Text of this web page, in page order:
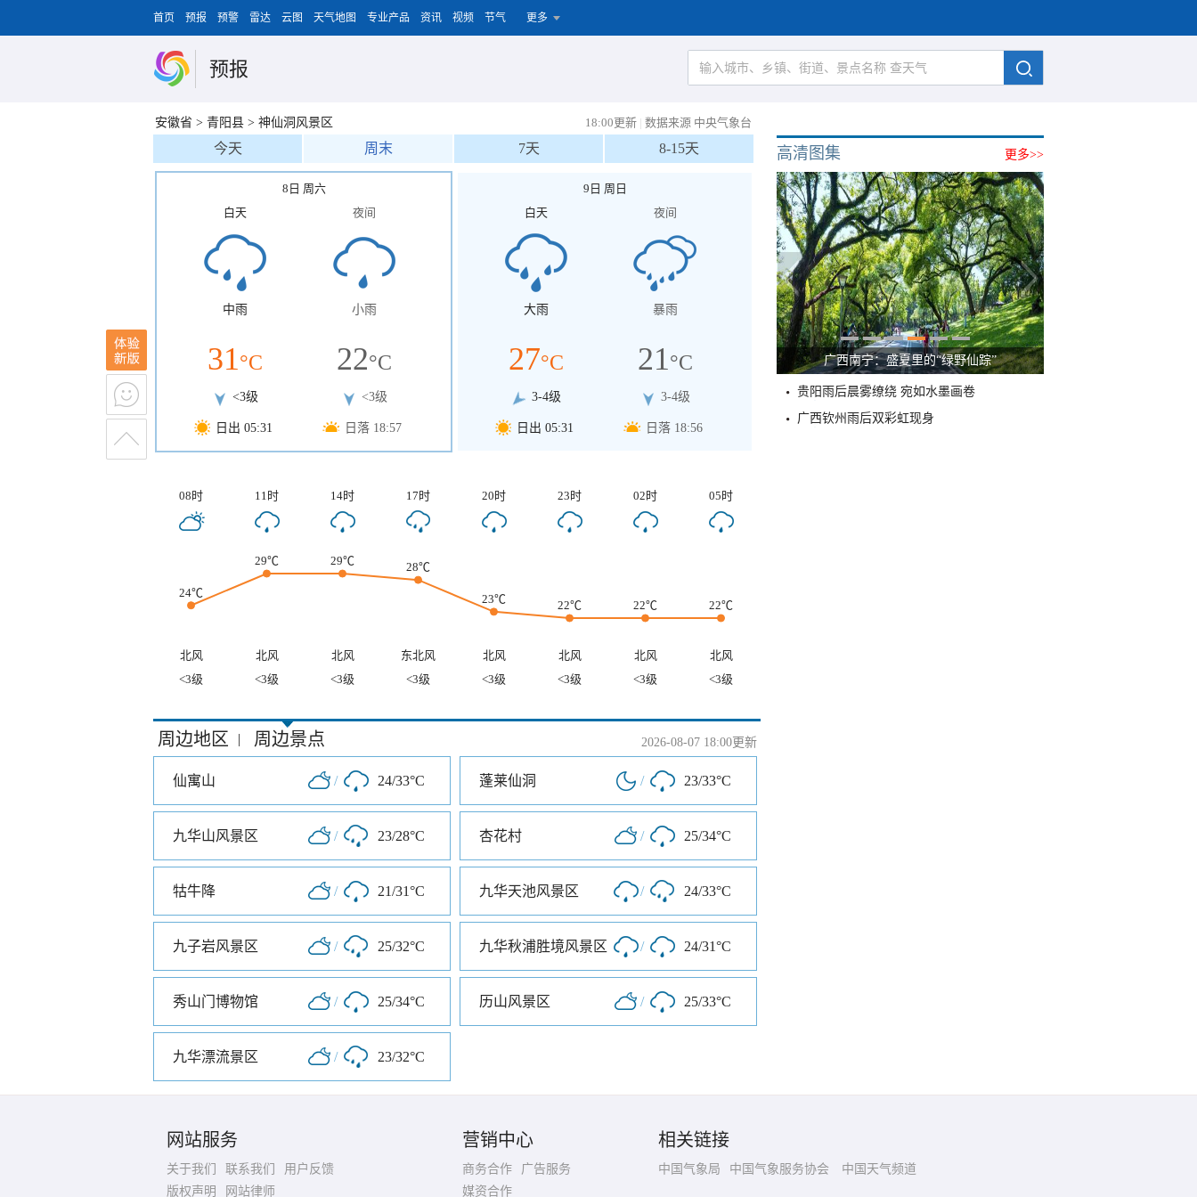
首页 预报 预警 雷达 云图 天气地图 专业产品 资讯 视频 节气 更多
预报
安徽省 > 青阳县 > 神仙洞风景区 18:00更新 | 数据来源 中央气象台
今天 周末 7天 8-15天
8日 周六
白天
中雨
31°C
<3级
日出 05:31
夜间
小雨
22°C
<3级
日落 18:57
9日 周日
白天
大雨
27°C
3-4级
日出 05:31
夜间
暴雨
21°C
3-4级
日落 18:56
08时 11时 14时 17时 20时 23时 02时 05时
24℃
29℃ 29℃ 28℃
23℃ 22℃ 22℃ 22℃
北风 北风 北风 东北风 北风 北风 北风
北风
<3级
<3级 <3级 <3级 <3级 <3级 <3级 <3级
周边地区 | 周边景点 2026-08-07 18:00更新
仙寓山 / 24/33°C 蓬莱仙洞 / 23/33°C
九华山风景区 / 23/28°C 杏花村 / 25/34°C
牯牛降 / 21/31°C 九华天池风景区 / 24/33°C
九子岩风景区 / 25/32°C 九华秋浦胜境风景区 / 24/31°C
秀山门博物馆 / 25/34°C 历山风景区 / 25/33°C
九华漂流景区 / 23/32°C
更多>>
高清图集
广西南宁：盛夏里的“绿野仙踪”
贵阳雨后晨雾缭绕 宛如水墨画卷
广西钦州雨后双彩虹现身
网站服务
关于我们 联系我们
用户反馈
版权声明
网站律师
营销中心
商务合作
广告服务
媒资合作
相关链接
中国气象局 中国气象服务协会 中国天气频道